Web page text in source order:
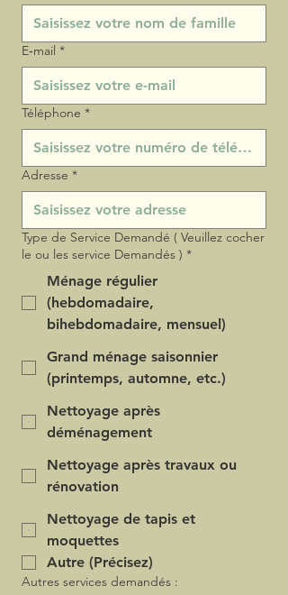
E‑mail *
Téléphone *
Adresse *
Type de Service Demandé ( Veuillez cocher
le ou les service Demandés ) *
Ménage régulier
(hebdomadaire,
bihebdomadaire, mensuel)
Grand ménage saisonnier
(printemps, automne, etc.)
Nettoyage après
déménagement
Nettoyage après travaux ou
rénovation
Nettoyage de tapis et
moquettes
Autre (Précisez)
Autres services demandés :